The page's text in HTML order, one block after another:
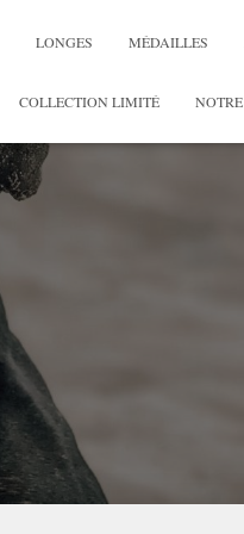
LONGES MÉDAILLES
COLLECTION LIMITÉ